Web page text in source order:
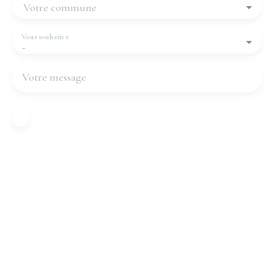
Votre commune
-
Vous souhaitez
Votre message